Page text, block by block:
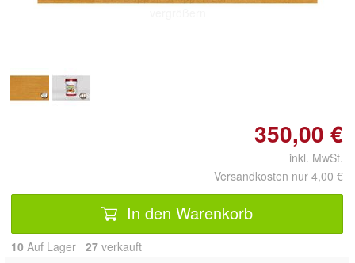
350,00 €
inkl. MwSt.
Versandkosten nur 4,00 €
In den Warenkorb
10 Auf Lager 27 verkauft